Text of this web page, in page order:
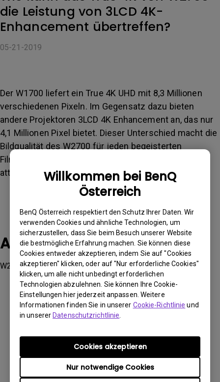
Willkommen bei BenQ
Österreich
BenQ Österreich respektiert den Schutz Ihrer Daten. Wir
verwenden Cookies und ähnliche Technologien, um
sicherzustellen, dass Sie beim Besuch unserer Website
die bestmögliche Erfahrung machen. Sie können diese
Cookies entweder akzeptieren, indem Sie auf "Cookies
akzeptieren" klicken, oder auf "Nur erforderliche Cookies"
klicken, um alle nicht unbedingt erforderlichen
Technologien abzulehnen. Sie können Ihre Cookie-
Einstellungen hier jederzeit anpassen. Weitere
Informationen finden Sie in unserer Cookie-Richtlinie und
in unsererDatenschutzrichtlinie
Nur notwendige Cookies
Cookies akzeptieren
die Leistung von 3LCD 4K-
Enhancement übertreffen?
05-21-2019
Der W1700 liefert ein True 4K UHD mit 8,3 Millionen
verschiedenen Pixeln. Im Gegensatz dazu bieten
andere Projektoren 3LCD 4K Enhancement an, das nur
4,1 Millionen Pixel bietet. Dieser Unterschied macht die
Bildqualität des W2700 für jeden begeisterten
Filmliebhaber oder Großbild-Kinoerlebnissuchenden
attraktiver.
Anwendbare Modelle
W2700
Ja Nein